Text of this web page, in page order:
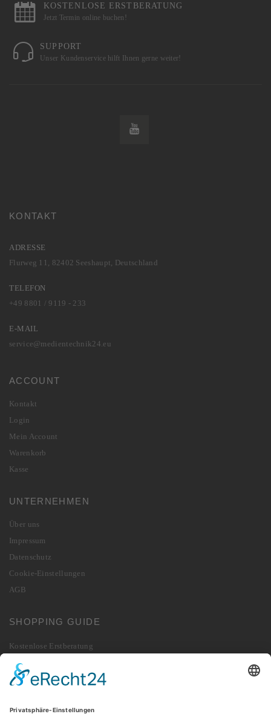
KOSTENLOSE ERSTBERATUNG
Jetzt Termin online buchen!
SUPPORT
Unser Kundenservice hilft Ihnen gerne weiter!
KONTAKT
ADRESSE
Flurweg 11, 82402 Seeshaupt, Deutschland
TELEFON
+49 8801 / 9119 - 233
E-MAIL
service@medientechnik24.eu
ACCOUNT
Kontakt
Login
Mein Account
Warenkorb
Kasse
UNTERNEHMEN
Über uns
Impressum
Datenschutz
Cookie-Einstellungen
AGB
SHOPPING GUIDE
Kostenlose Erstberatung
Lieferung
Zahlung